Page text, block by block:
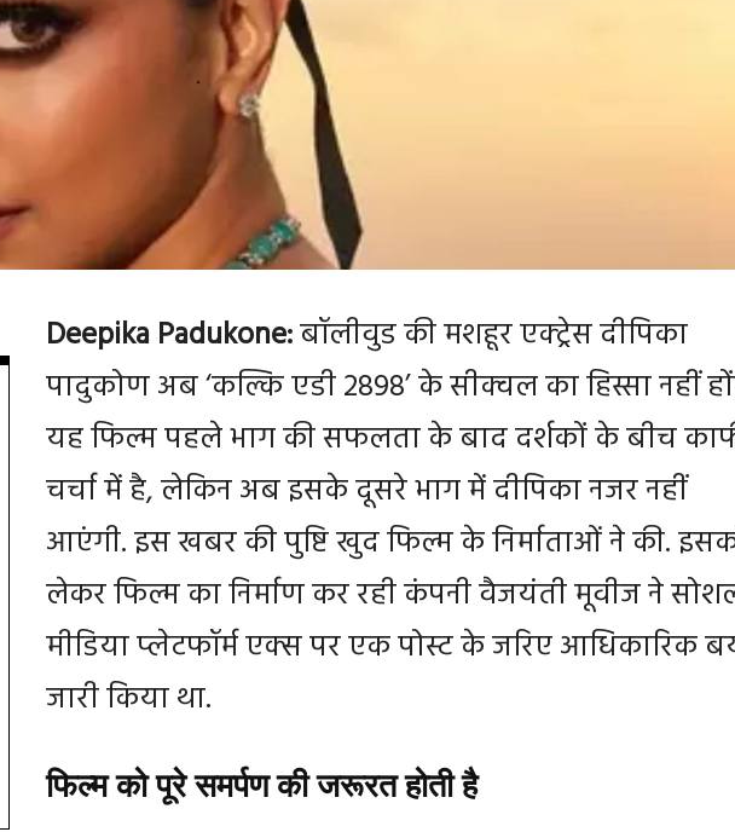
Deepika Padukone:बॉलीवुड की मशहूर एक्ट्रेस दीपिका
पादुकोण अब ‘कल्कि एडी 2898’ के सीक्वल का हिस्सा नहीं
यह फिल्म पहले भाग की सफलता के बाद दर्शकों के बीच
चर्चा में है, लेकिन अब इसके दूसरे भाग में दीपिका नजर नहीं
आएंगी. इस खबर की पुष्टि खुद फिल्म के निर्माताओं ने की.
लेकर फिल्म का निर्माण कर रही कंपनी वैजयंती मूवीज ने
मीडिया प्लेटफॉर्म एक्स पर एक पोस्ट के जरिए आधिकारिक
जारी किया था.
फिल्म को पूरे समर्पण की जरूरत होती है